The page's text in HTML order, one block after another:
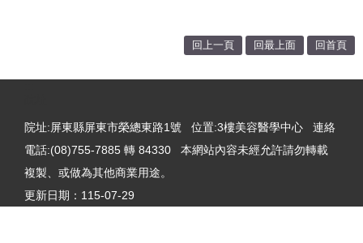
回上一頁 回最上面 回首頁
院址:屏東縣屏東市榮總東路1號 位置:3樓美容醫學中心 連絡
電話:(08)755-7885 轉 84330 本網站內容未經允許請勿轉載
複製、或做為其他商業用途。
更新日期： 115-07-29